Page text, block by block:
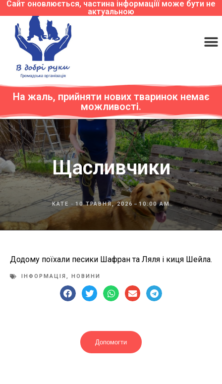
На жаль, прийняти нових тваринок немає
можливості.
Щасливчики
KATE 10 ТРАВНЯ, 2026 10:00 AM
Додому поїхали песики Шафран та Ляля і киця Шейла.
ІНФОРМАЦІЯ , НОВИНИ
Допомогти
Сайт оновлюється, частина інформаціїї може бути не
актуальною